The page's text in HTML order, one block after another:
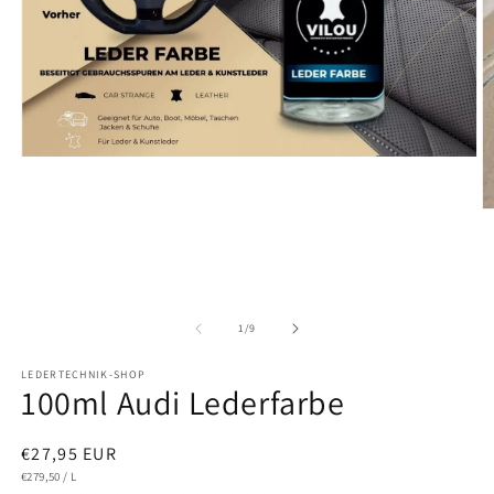
1/von
9
LEDERTECHNIK-SHOP
100ml Audi Lederfarbe
Normaler
Preis
€27,95 EUR
STÜCKPREIS
€279,50 / PRO
L